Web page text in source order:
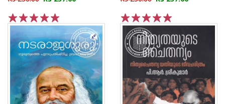
5
4
3
2
1 5
4
3
2
1